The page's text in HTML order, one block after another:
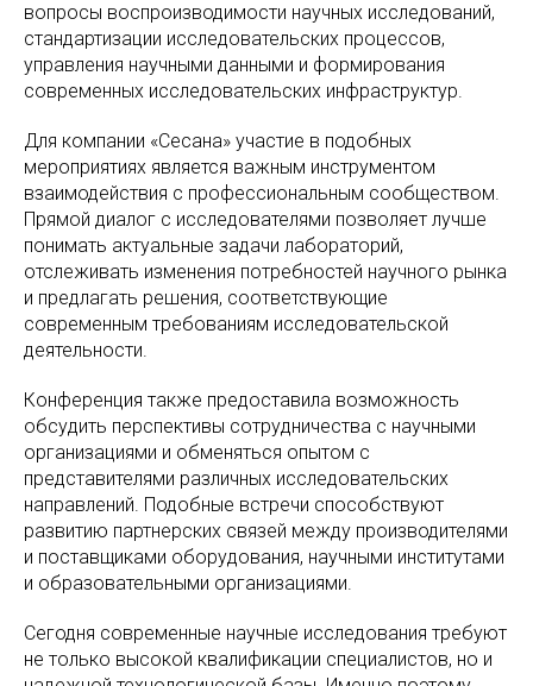
вопросы воспроизводимости научных исследований,
стандартизации исследовательских процессов,
управления научными данными и формирования
современных исследовательских инфраструктур.
Для компании «Сесана» участие в подобных
мероприятиях является важным инструментом
взаимодействия с профессиональным сообществом.
Прямой диалог с исследователями позволяет лучше
понимать актуальные задачи лабораторий,
отслеживать изменения потребностей научного рынка
и предлагать решения, соответствующие
современным требованиям исследовательской
деятельности.
Конференция также предоставила возможность
обсудить перспективы сотрудничества с научными
организациями и обменяться опытом с
представителями различных исследовательских
направлений. Подобные встречи способствуют
развитию партнерских связей между производителями
и поставщиками оборудования, научными институтами
и образовательными организациями.
Сегодня современные научные исследования требуют
не только высокой квалификации специалистов, но и